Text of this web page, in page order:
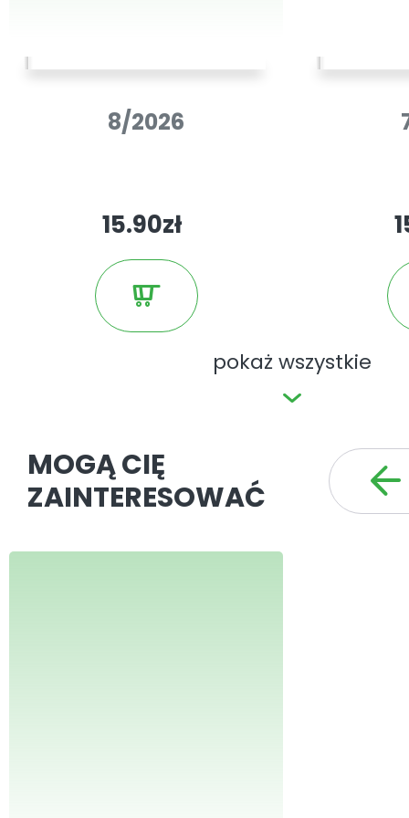
papierowych.
pokaż wszystkie
8/2026
15.90zł
MOGĄ CIĘ
ZAINTERESOWAĆ